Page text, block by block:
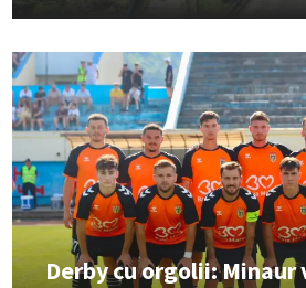
Derby cu orgolii: Minaur